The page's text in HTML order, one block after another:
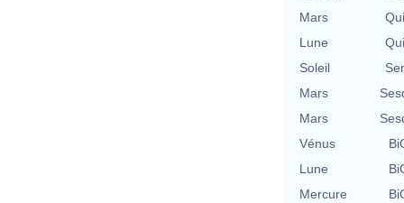
Mars
Lune
Soleil
Mars
Mars
Vénus
Lune
Mercure